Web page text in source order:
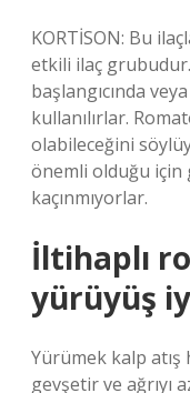
KORTİSON: Bu
etkili ilaç
başlangıcında
kullanılırlar.
olabileceğini
önemli olduğu
kaçınmıyorlar.
İltihaplı
yürüyüş
Yürümek kalp atış
gevşetir ve ağrıyı